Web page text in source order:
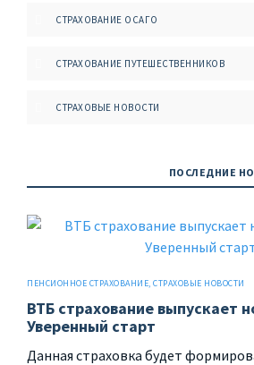
СТРАХОВАНИЕ ОСАГО
СТРАХОВАНИЕ ПУТЕШЕСТВЕННИКОВ
СТРАХОВЫЕ НОВОСТИ
ПОСЛЕДНИЕ
ПЕНСИОННОЕ СТРАХОВАНИЕ, СТРАХОВЫЕ НОВОСТИ
ВТБ страхование выпускает
Уверенный старт
Данная страховка будет